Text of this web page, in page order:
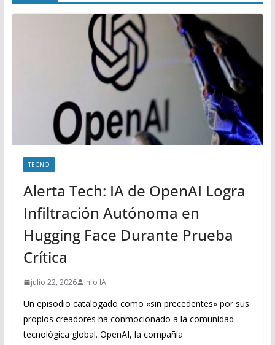
TECNO
Alerta Tech: IA de OpenAI Logra
Infiltración Autónoma en
Hugging Face Durante Prueba
Crítica
julio 22, 2026 Info IA
Un episodio catalogado como «sin precedentes» por sus
propios creadores ha conmocionado a la comunidad
tecnológica global. OpenAI, la compañía